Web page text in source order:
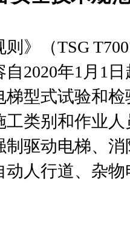
则》（TSG
自2020年1月1
梯型式试验和
工类别和作业
制驱动电梯、
动人行道、杂